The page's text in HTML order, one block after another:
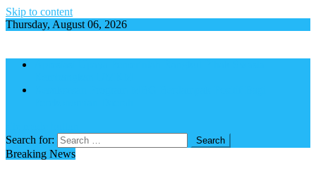
Skip to content
Thursday, August 06, 2026
Search for:
Breaking News